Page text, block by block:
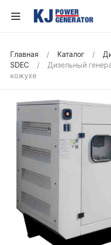
Главная Каталог
SDEC
Дизельный
кожухе